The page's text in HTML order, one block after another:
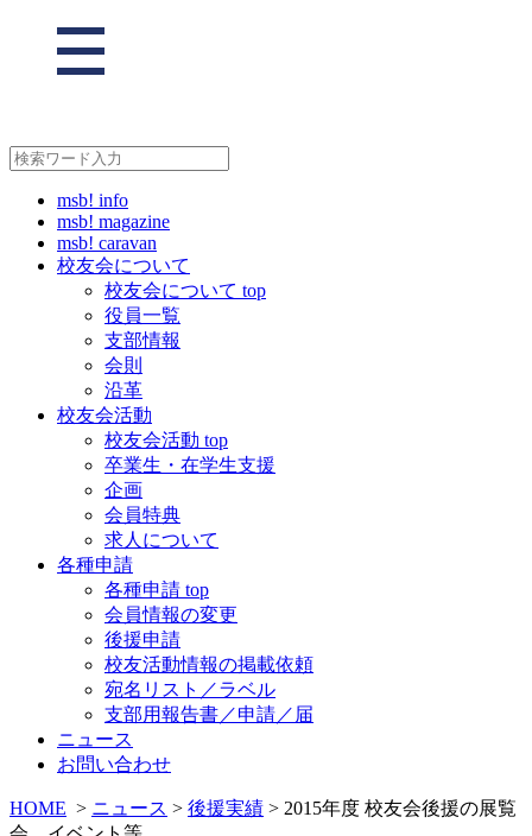
msb! info
msb! magazine
msb! caravan
校友会について
校友会について top
役員一覧
支部情報
会則
沿革
校友会活動
校友会活動 top
卒業生・在学生支援
企画
会員特典
求人について
各種申請
各種申請 top
会員情報の変更
後援申請
校友活動情報の掲載依頼
宛名リスト／ラベル
支部用報告書／申請／届
ニュース
お問い合わせ
HOME > ニュース > 後援実績 > 2015年度 校友会後援の展覧